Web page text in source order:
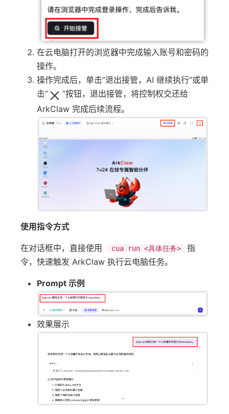
在云电脑打开的浏览器中完成输入账号和密码的
操作。
操作完成后，单击“退出接管，AI 继续执行”或单
击“
”按钮，退出接管，将控制权交还给
ArkClaw 完成后续流程。
使用指令方式
在对话框中，直接使用 cua run <具体任务>
指
令，快速触发 ArkClaw 执行云电脑任务。
Prompt 示例
效果展示